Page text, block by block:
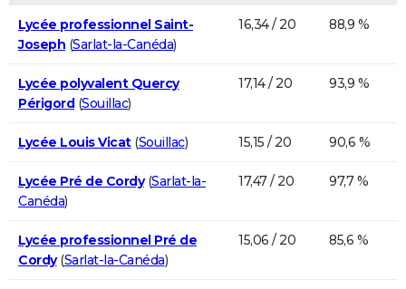
Lycée professionnel Saint-
Joseph (Sarlat-la-Canéda)
16,34 / 20 88,9 %
Lycée polyvalent Quercy
Périgord(Souillac)
17,14 / 20 93,9 %
Lycée Louis Vicat(Souillac) 15,15 / 20 90,6 %
Lycée Pré de Cordy(Sarlat-la-
Canéda)
17,47 / 20 97,7 %
Lycée professionnel Pré de
Cordy(Sarlat-la-Canéda)
15,06 / 20 85,6 %